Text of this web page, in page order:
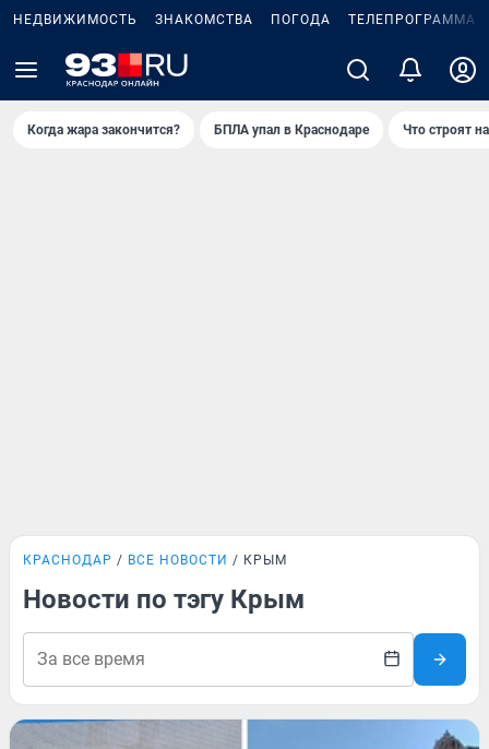
НЕДВИЖИМОСТЬ ЗНАКОМСТВА ПОГОДА ТЕЛЕПРОГРАММА
Когда жара закончится? БПЛА упал в Краснодаре Что строят
КРАСНОДАР ВСЕ НОВОСТИ КРЫМ
Новости по тэгу Крым